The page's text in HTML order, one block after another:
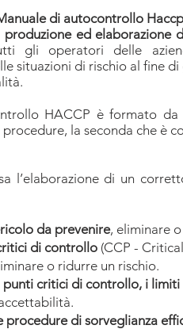
di autocontrollo
produzione ed
gli operatori delle
situazioni di rischio al fine
HACCP è formato
la seconda che è
l’elaborazione di un
da prevenire, eliminare
di controllo(CCP -
o ridurre un rischio.
punti critici di controllo, i
procedure di sorveglianza